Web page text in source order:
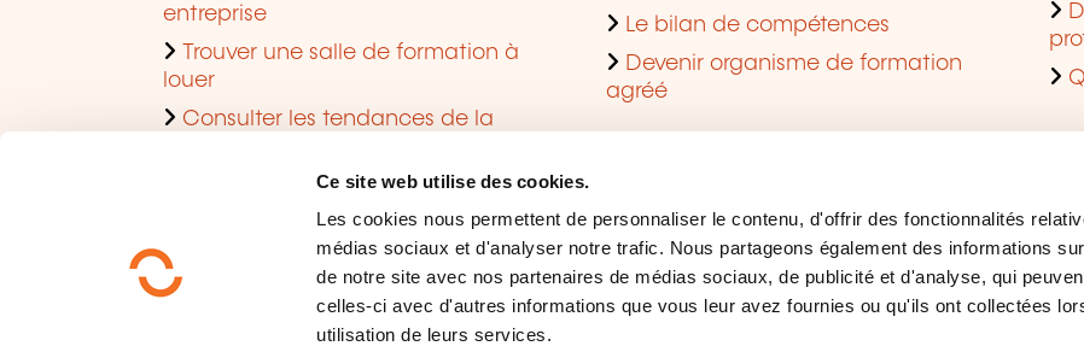
Ce site web utilise des cookies.
Les cookies nous permettent de personnaliser le contenu, d'offrir des fonctionnalités
médias sociaux et d'analyser notre trafic. Nous partageons également des informations
de notre site avec nos partenaires de médias sociaux, de publicité et d'analyse, qui
celles-ci avec d'autres informations que vous leur avez fournies ou qu'ils ont collectées
utilisation de leurs services.
entreprise
Trouver une salle de formation à
louer
Consulter les tendances de la
Le bilan de compétences
Devenir organisme de formation
agréé